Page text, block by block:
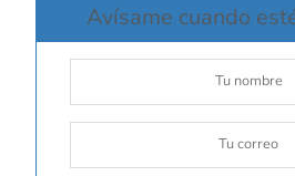
Avísame cuando